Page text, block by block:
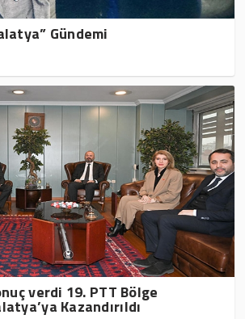
Gündemi
verdi 19. PTT Bölge
Kazandırıldı